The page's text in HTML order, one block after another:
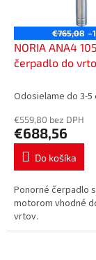
€765,08
NORIA ANA4
čerpadlo do
káblom, 401160
Odosielame do 3-5
€559,80 bez DPH
€688,56
Do košíka
Ponorné čerpadlo
motorom vhodné
vrtov.